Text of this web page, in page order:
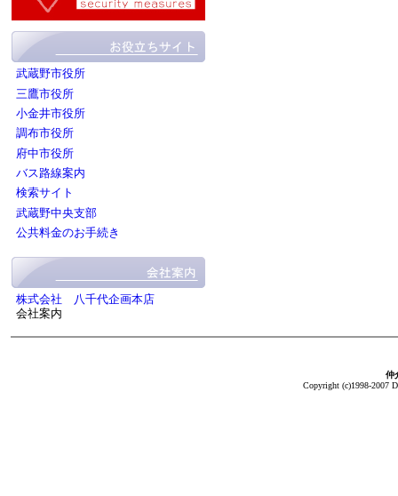
武蔵野市役所
三鷹市役所
小金井市役所
調布市役所
府中市役所
バス路線案内
検索サイト
武蔵野中央支部
公共料金のお手続き
株式会社 八千代企画本店
会社案内
仲
Copyright (c)1998-2007